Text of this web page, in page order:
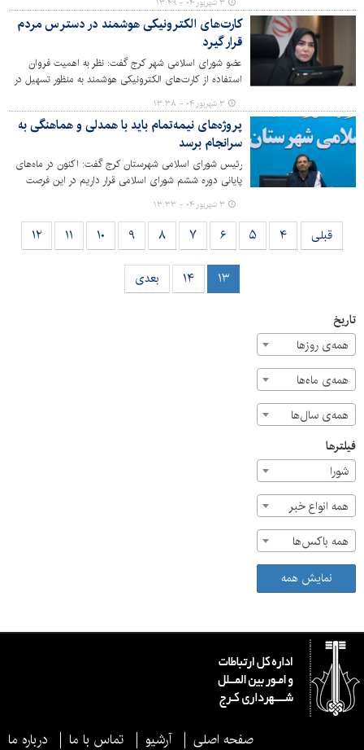
کارت‌های الکترونیکی هوشمند در دسترس مردم
قرار گیرد
عضو شورای اسلامی شهر کرج گفت: نظر به اهمیت فروان
استفاده از کارت‌های الکترونیکی هوشمند به منظور تسهیل در
پرداخت کرایه، ضروری‌ست هر چه سریع‌تر شاهد ارایه این
کارت‌ها به شهروندان به‌خصوص در خطوط اصلی شهر باشیم.
۳ شهریور ۰۴ - ۱۳:۳۸
پروژه‌های نیمه‌تمام باید با همدلی و هماهنگی به
سرانجام برسد
رئیس شورای اسلامی شهرستان کرج گفت: اکنون در ماه‌های
پایانی دوره ششم شورای اسلامی قرار داریم در این فرصت
محدود لازم است با همان توان و انگیزه روزهای نخست
فعالیت، مسیر خدمت به شهروندان را ادامه دهیم.
۳ شهریور ۰۴ - ۱۳:۳۳
قبلی ۴ ۵ ۶ ۷ ۸ ۹ ۱۰ ۱۱ ۱۲
۱۳ ۱۴ بعدی
تاریخ
همه‌ی روزها
همه‌ی ماه‌ها
همه‌ی سال‌ها
فیلترها
شورا
همه انواع خبر
همه باکس‌ها
نمایش همه
صفحه اصلی آرشیو تماس با ما درباره ما